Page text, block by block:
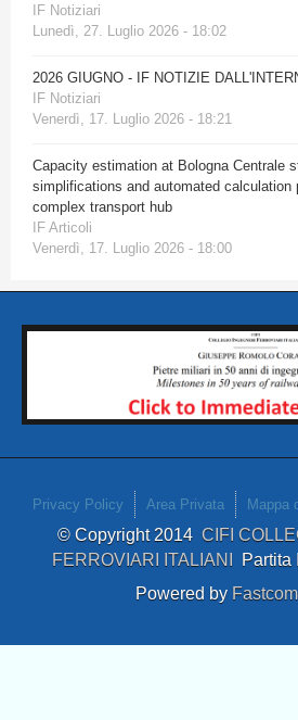
IF Notiziari
Lunedì, 27. Luglio 2026 - 18:02
2026 GIUGNO - IF NOTIZIE
IF Notiziari
Venerdì, 17. Luglio 2026 - 18:21
Capacity estimation at Bologna Centrale
simplifications and automated calculation
complex transport hub
IF Articoli
Venerdì, 17. Luglio 2026 - 18:00
Privacy Policy Area Privata Mappa
© Copyright 2014 CIFI
FERROVIARI ITALIANI Partita
Powered by